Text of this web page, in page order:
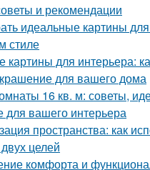
и рекомендации
идеальные картины для
стиле
картины для интерьера:
для вашего дома
16 кв. м: советы,
для вашего интерьера
пространства: как
целей
комфорта и